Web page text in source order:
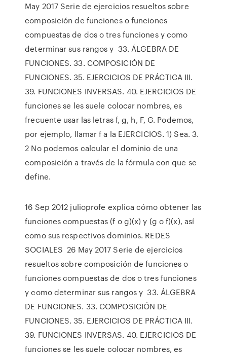
May 2017 Serie de ejercicios resueltos sobre
composición de funciones o funciones
compuestas de dos o tres funciones y como
determinar sus rangos y 33. ÁLGEBRA DE
FUNCIONES. 33. COMPOSICIÓN DE
FUNCIONES. 35. EJERCICIOS DE PRÁCTICA III.
39. FUNCIONES INVERSAS. 40. EJERCICIOS DE
funciones se les suele colocar nombres, es
frecuente usar las letras f, g, h, F, G. Podemos,
por ejemplo, llamar f a la EJERCICIOS. 1) Sea. 3.
2 No podemos calcular el dominio de una
composición a través de la fórmula con que se
define.
16 Sep 2012 julioprofe explica cómo obtener las
funciones compuestas (f o g)(x) y (g o f)(x), así
como sus respectivos dominios. REDES
SOCIALES 26 May 2017 Serie de ejercicios
resueltos sobre composición de funciones o
funciones compuestas de dos o tres funciones
y como determinar sus rangos y 33. ÁLGEBRA
DE FUNCIONES. 33. COMPOSICIÓN DE
FUNCIONES. 35. EJERCICIOS DE PRÁCTICA III.
39. FUNCIONES INVERSAS. 40. EJERCICIOS DE
funciones se les suele colocar nombres, es